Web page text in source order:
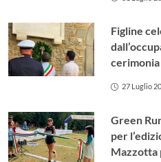
Figline
cerimonia
27 Luglio
Green
per
Mazzotta